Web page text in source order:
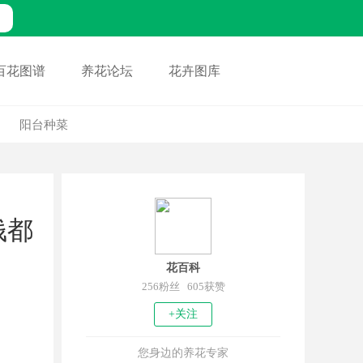
花图谱 养花论坛 花卉图库
阳台种菜
都
花百科
256粉丝 605获赞
+关注
您身边的养花专家